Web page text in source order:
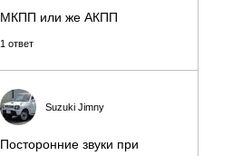
МКПП или же АКПП
1 ответ
Suzuki Jimny
Посторонние звуки при